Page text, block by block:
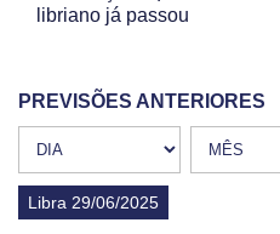
libriano já passou
PREVISÕES ANTERIORES
Libra 29/06/2025